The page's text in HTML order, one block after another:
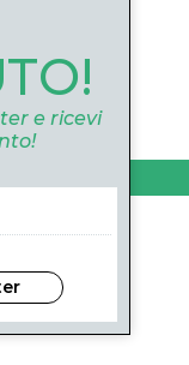
e ricevi